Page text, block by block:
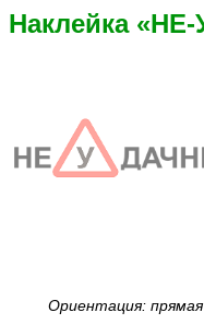
Наклейка
Ориентация: прямая